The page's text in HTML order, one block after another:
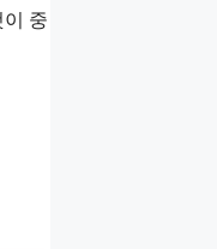
중